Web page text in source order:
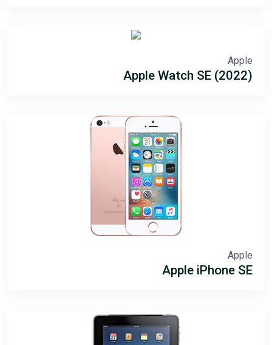
Apple
Apple Watch SE (2022)
Apple
Apple iPhone SE